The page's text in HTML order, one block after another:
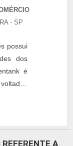
sua
é o
alta
de
SOBRE
- SP
possui
dos
é
e
A